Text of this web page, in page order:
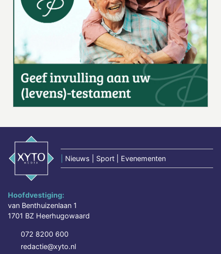
Nieuws | Sport | Evenementen
Hoofdvestiging:
van Benthuizenlaan 1
1701 BZ Heerhugowaard
072 8200 600
redactie@xyto.nl